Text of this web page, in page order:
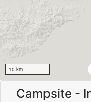
10 km
Campsite -